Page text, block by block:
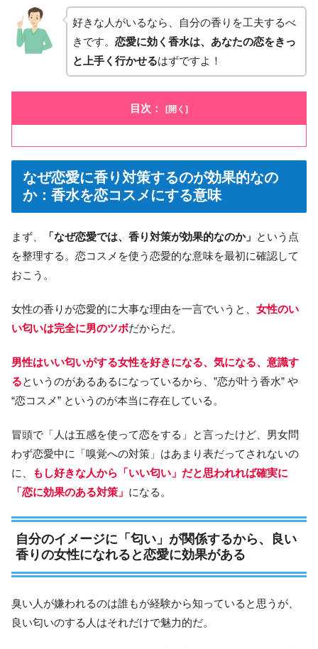
好きな人がいるなら、自分の香りを工夫するべ
きです。 恋愛に効く香水は、あなたの恋をきっ
と上手く行かせるはずですよ！
目次：
なぜ恋愛に香り対策するのが効果的なの
か：香水を恋コスメにする意味
まず、 「なぜ恋愛では、香り対策が効果的なのか」 という点
を整理する。恋コスメを使う恋愛的な意味を最初に確認して
おこう。
女性の香りが恋愛的に大事な理由を一言でいうと、 女性のい
い匂いは完全に男のツボだからだ。
男性はいい匂いがする女性を好きになる、気になる、意識す
るというのがあるあるになっているから、”恋が叶う香水” や
“恋コスメ” というのが本当に存在している。
冒頭で「人は五感を使って恋をする」と言ったけど、男女問
わず恋愛中に「嗅覚への対策」はあまり表だってされないの
に、
もし好きな人から「いい匂い」だと思われれば確実に
「恋に効果のある対策」 になる。
自分のイメージに「匂い」が関係するから、良い
香りの女性になれると恋愛に効果がある
臭い人が嫌われるのは誰もが経験から知っていると思うが、
良い匂いのする人はそれだけで魅力的だ。